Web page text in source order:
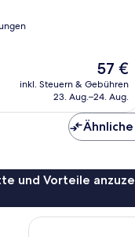
Der
Preis
beträgt
57 €
inkl. Steuern & Gebühren
23. Aug.–24. Aug.
und Vorteile